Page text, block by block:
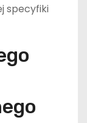
specyfiki